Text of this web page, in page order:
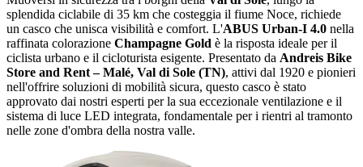
splendida ciclabile di 35 km che costeggia il fiume Noce, richiede
un casco che unisca visibilità e comfort. L'ABUS Urban-I 4.0 nella
raffinata colorazione Champagne Gold è la risposta ideale per il
ciclista urbano e il cicloturista esigente. Presentato da Andreis Bike
Store and Rent – Malé, Val di Sole (TN), attivi dal 1920 e pionieri
nell'offrire soluzioni di mobilità sicura, questo casco è stato
approvato dai nostri esperti per la sua eccezionale ventilazione e il
sistema di luce LED integrata, fondamentale per i rientri al tramonto
nelle zone d'ombra della nostra valle.